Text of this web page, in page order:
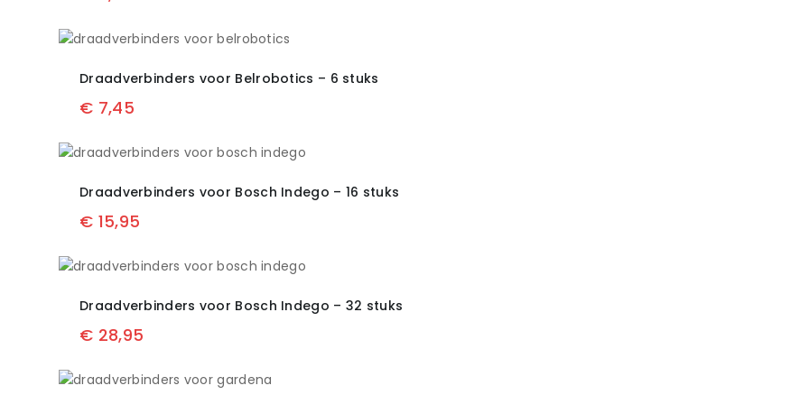
Draadverbinders voor Belrobotics – 6 stuks
€ 7,45
Draadverbinders voor Bosch Indego – 16 stuks
€ 15,95
Draadverbinders voor Bosch Indego – 32 stuks
€ 28,95